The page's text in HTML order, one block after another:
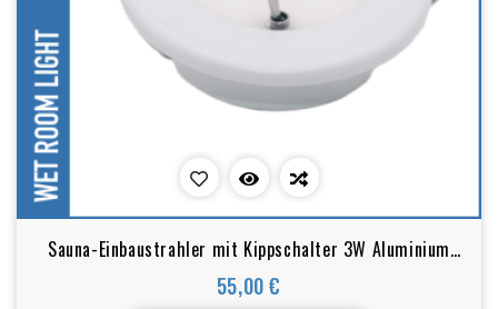
Sauna-Einbaustrahler mit Kippschalter 3W Aluminium
IP67 12V
55,00 €
Preis